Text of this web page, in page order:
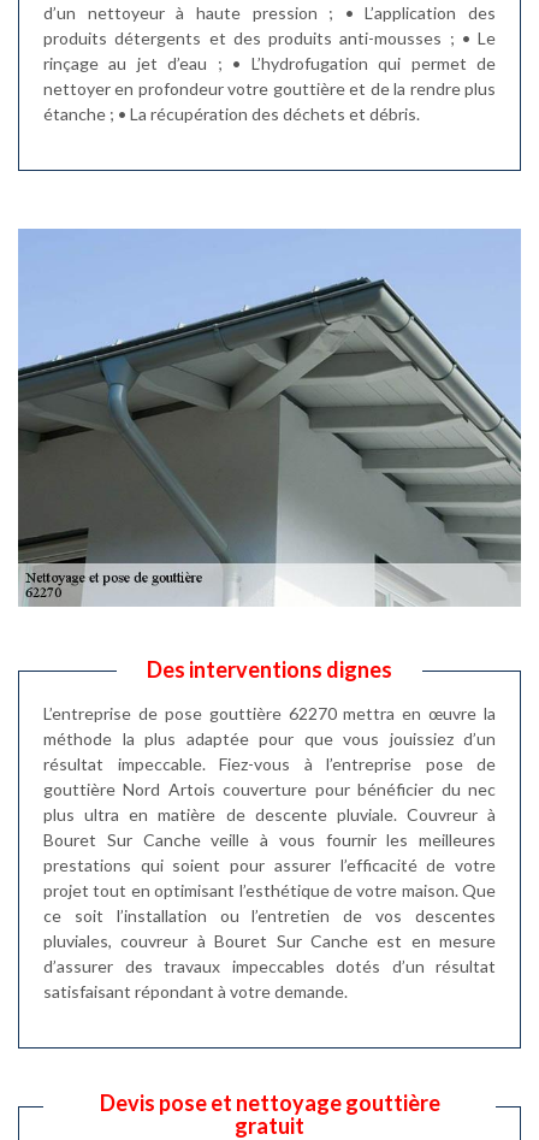
d’un nettoyeur à haute pression ; • L’application des
produits détergents et des produits anti-mousses ; • Le
rinçage au jet d’eau ; • L’hydrofugation qui permet de
nettoyer en profondeur votre gouttière et de la rendre plus
étanche ; • La récupération des déchets et débris.
Des interventions dignes
L’entreprise de pose gouttière 62270 mettra en œuvre la
méthode la plus adaptée pour que vous jouissiez d’un
résultat impeccable. Fiez-vous à l’entreprise pose de
gouttière Nord Artois couverture pour bénéficier du nec
plus ultra en matière de descente pluviale. Couvreur à
Bouret Sur Canche veille à vous fournir les meilleures
prestations qui soient pour assurer l’efficacité de votre
projet tout en optimisant l’esthétique de votre maison. Que
ce soit l’installation ou l’entretien de vos descentes
pluviales, couvreur à Bouret Sur Canche est en mesure
d’assurer des travaux impeccables dotés d’un résultat
satisfaisant répondant à votre demande.
Devis pose et nettoyage gouttière
gratuit